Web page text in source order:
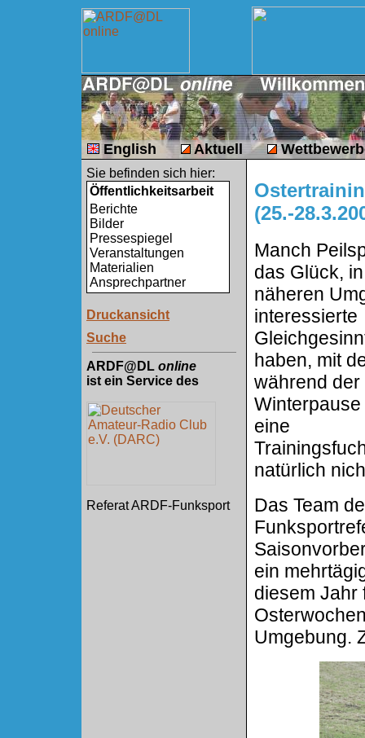
English Aktuell
Sie befinden sich hier:
Öffentlichkeitsarbeit
Berichte
Bilder
Pressespiegel
Veranstaltungen
Materialien
Ansprechpartner
Druckansicht
Suche
ARDF@DL online
ist ein Service des
Referat ARDF-Funksport
(25.-
Manch
das Glück,
näheren
interessierte
haben, mit
während der
eine
natürlich
Das Team
ein
diesem Jahr
Umgebung.